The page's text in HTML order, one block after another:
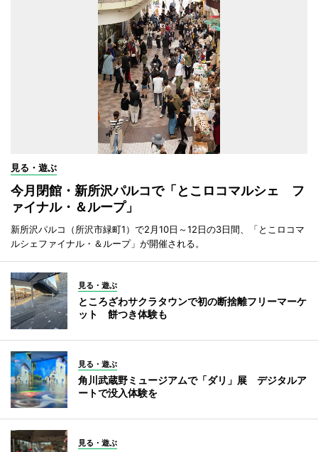
見る・遊ぶ
今月閉館・新所沢パルコで「とこロコマルシェ フ
ァイナル・＆ループ」
新所沢パルコ（所沢市緑町1）で2月10日～12日の3日間、「とこロコマ
ルシェファイナル・＆ループ」が開催される。
見る・遊ぶ
ところざわサクラタウンで初の断捨離フリーマーケ
ット 餅つき体験も
見る・遊ぶ
角川武蔵野ミュージアムで「ダリ」展 デジタルア
ートで没入体験を
見る・遊ぶ